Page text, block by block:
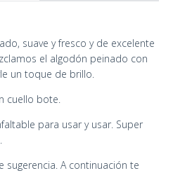
suave y fresco y de excelente
el algodón peinado con
un toque de brillo.
cuello bote.
para usar y usar. Super
A continuación te